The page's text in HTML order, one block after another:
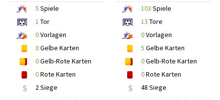
5 Spiele
1 Tor
0Vorlagen
0Gelbe Karten
0Gelb-Rote Karten
0Rote Karten
S 2 Siege
103 Spiele
13 Tore
0Vorlagen
5 Gelbe Karten
0Gelb-Rote Karten
0Rote Karten
S 48 Siege